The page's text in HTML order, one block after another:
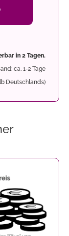
in 2 Tagen.
ca. 1-2 Tage
Deutschlands)